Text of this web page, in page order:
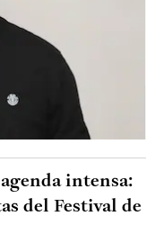
intensa:
del Festival de